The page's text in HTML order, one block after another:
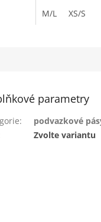
M/L XS/S
parametry
:
podvazkové
Zvolte variantu